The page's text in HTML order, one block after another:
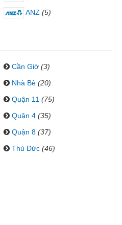
ANZ (5)
Cần Giờ (3)
Nhà Bè (20)
Quận 11 (75)
Quận 4 (35)
Quận 8 (37)
Thủ Đức (46)